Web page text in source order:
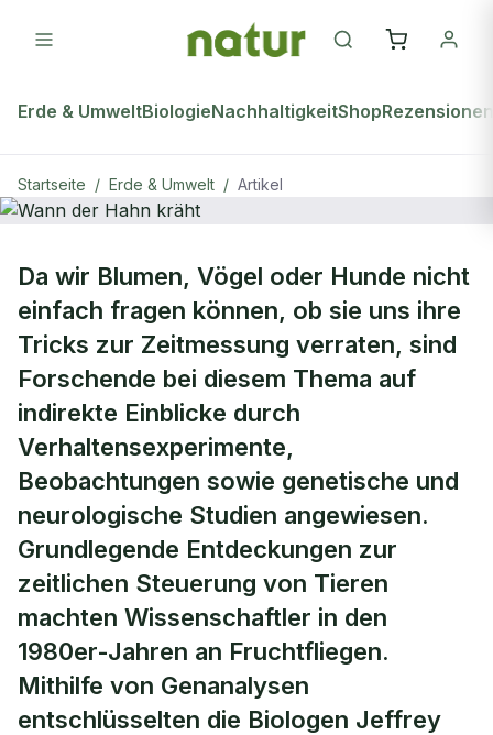
Erde & UmweltBiologieNachhaltigkeitShopRezensionen
Startseite / Erde & Umwelt / Artikel
natur Plus ERDE & UMWELT
Wann der Hahn kräht
Da wir Blumen, Vögel oder Hunde nicht
einfach fragen können, ob sie uns ihre
Tricks zur Zeitmessung verraten, sind
Forschende bei diesem Thema auf
indirekte Einblicke durch
Verhaltensexperimente,
Beobachtungen sowie genetische und
neurologische Studien angewiesen.
Grundlegende Entdeckungen zur
zeitlichen Steuerung von Tieren
machten Wissenschaftler in den
1980er-Jahren an Fruchtfliegen.
Mithilfe von Genanalysen
entschlüsselten die Biologen Jeffrey